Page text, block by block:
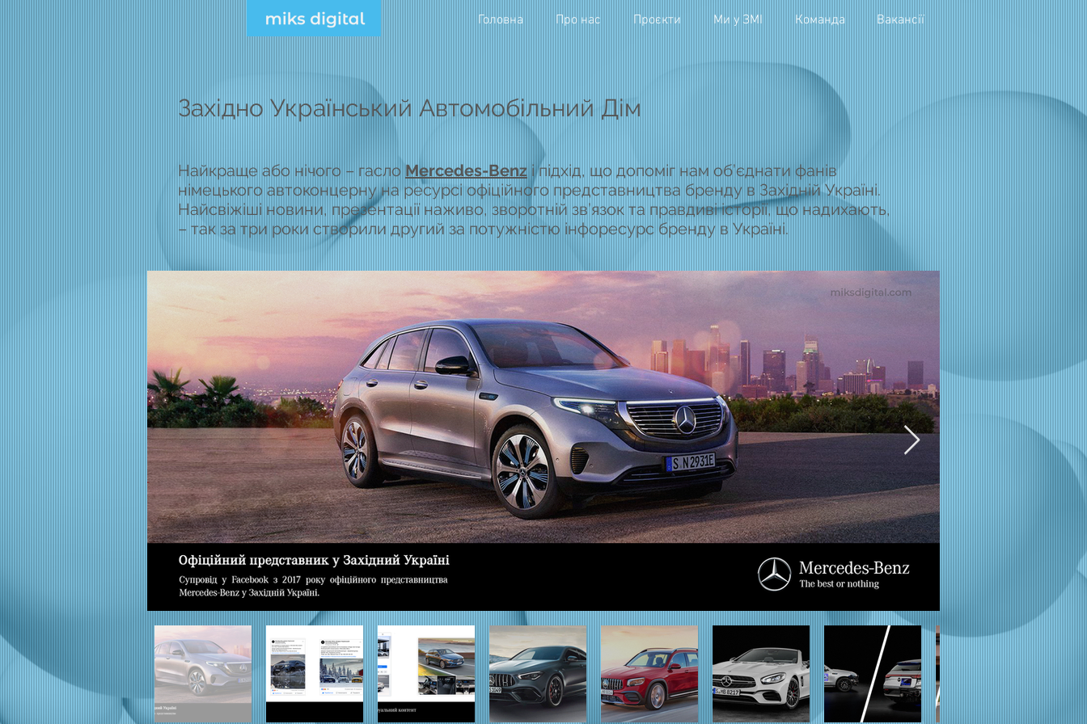
Головна Про нас Проєкти Ми у ЗМІ Команда Вакансії
Західно Український Автомобільний Дім
Найкраще або нічого – гасло Mercedes-Benz і підхід, що допоміг нам об’єднати фанів
німецького автоконцерну на ресурсі офіційного представництва бренду в Західній Україні.
Найсвіжіші новини, презентації наживо, зворотній зв’язок та правдиві історії, що надихають,
– так за три роки створили другий за потужністю інфоресурс бренду в Україні.